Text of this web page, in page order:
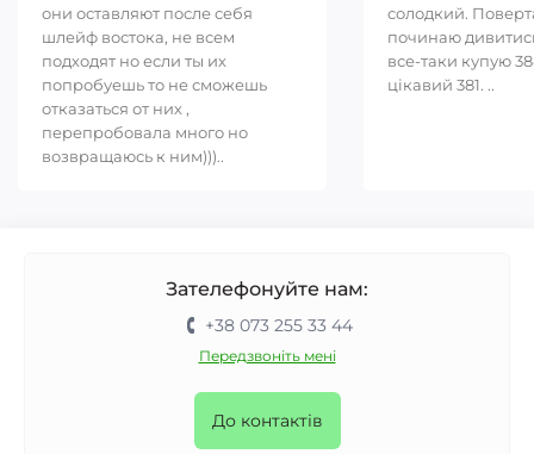
они оставляют после себя
шлейф востока, не всем
подходят но если ты их
попробуешь то не сможешь
отказаться от них ,
перепробовала много но
возвращаюсь к ним)))..
солодкий.
починаю
все-таки купую
цікавий 381. ..
Зателефонуйте нам:
+38 073 255 33 44
Передзвоніть мені
До контактів